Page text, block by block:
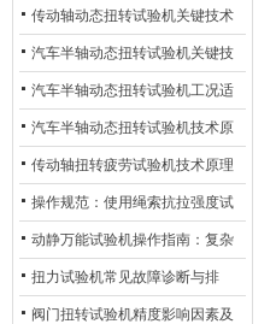
材质选型与表面处理的耐用性优
化
传动轴动态扭转试验机关键技术
及产业落地应用
汽车半轴动态扭转试验机关键技
术及产业落地应用
汽车半轴动态扭转试验机工况适
配与质控应用探析
汽车半轴动态扭转试验机技术原
理与行业应用
传动轴扭转疲劳试验机技术原理
与行业应用
操作规范：使用绳索抗拉强度试
验机的完整测试步骤
动静万能试验机操作指南：复杂
动态测试的标准化流程
扭力试验机常见故障诊断与排
除：从传感器信号异常到机械传
阀门扭转试验机精度影响因素及